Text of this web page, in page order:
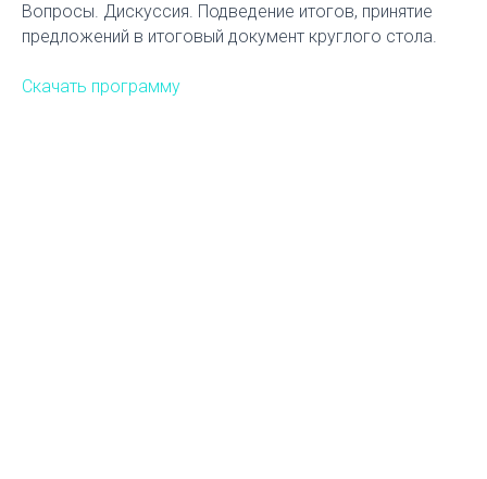
Вопросы. Дискуссия. Подведение итогов, принятие
предложений в итоговый документ круглого стола.
Скачать программу